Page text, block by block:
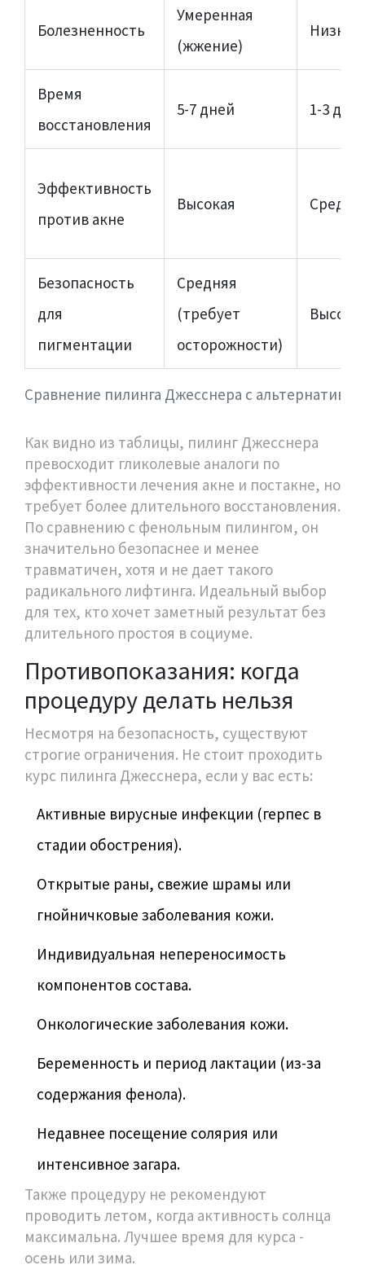
Сравнение пилинга Джесснера с
Болезненность
Умеренная
(жжение)
Низкая
Время
восстановления
5-7 дней 1-3 дня
Эффективность
против акне
Высокая
Безопасность
для
пигментации
Средняя
(требует
осторожности)
Как видно из таблицы, пилинг Джесснера
превосходит гликолевые аналоги по
эффективности лечения акне и постакне, но
требует более длительного восстановления.
По сравнению с фенольным пилингом, он
значительно безопаснее и менее
травматичен, хотя и не дает такого
радикального лифтинга. Идеальный выбор
для тех, кто хочет заметный результат без
длительного простоя в социуме.
Противопоказания: когда
процедуру делать нельзя
Несмотря на безопасность, существуют
строгие ограничения. Не стоит проходить
курс пилинга Джесснера, если у вас есть:
Активные вирусные инфекции (герпес в
стадии обострения).
Открытые раны, свежие шрамы или
гнойничковые заболевания кожи.
Индивидуальная непереносимость
компонентов состава.
Онкологические заболевания кожи.
Беременность и период лактации (из-за
содержания фенола).
Недавнее посещение солярия или
интенсивное загара.
Также процедуру не рекомендуют
проводить летом, когда активность солнца
максимальна. Лучшее время для курса -
осень или зима.